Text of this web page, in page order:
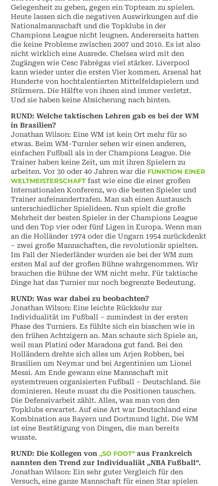
Gelegenheit zu geben, gegen ein Topteam zu spielen.
Heute lassen sich die negativen Auswirkungen auf die
Nationalmannschaft und die Topklubs in der
Champions League nicht leugnen. Andererseits hatten
die keine Probleme zwischen 2007 und 2010. Es ist also
nicht wirklich eine Ausrede. Chelsea wird mit den
Zugängen wie Cesc Fabrégas viel stärker. Liverpool
kann wieder unter die ersten Vier kommen. Arsenal hat
Hunderte von hochtalentierten Mittelfeldspielern und
Stürmern. Die Hälfte von ihnen sind immer verletzt.
Und sie haben keine Absicherung nach hinten.
RUND: Welche taktischen Lehren gab es bei der WM
in Brasilien?
Jonathan Wilson: Eine WM ist kein Ort mehr für so
etwas. Beim WM-Turnier sehen wir einen anderen,
einfachen Fußball als in der Champions League. Die
Trainer haben keine Zeit, um mit ihren Spielern zu
arbeiten. Vor 30 oder 40 Jahren war die FUNKTION EINER
WELTMEISTERSCHAFTfast wie eine die einer großen
Internationalen Konferenz, wo die besten Spieler und
Trainer aufeinandertrafen. Man sah einen Austausch
unterschiedlicher Spielideen. Nun spielt die große
Mehrheit der besten Spieler in der Champions League
und den Top vier oder fünf Ligen in Europa. Wenn man
an die Holländer 1974 oder die Ungarn 1954 zurückdenkt
– zwei große Mannschaften, die revolutionär spielten.
Im Fall der Niederländer wurden sie bei der WM zum
ersten Mal auf der großen Bühne wahrgenommen. Wir
brauchen die Bühne der WM nicht mehr. Für taktische
Dinge hat das Turnier nur noch begrenzte Bedeutung.
RUND: Was war dabei zu beobachten?
Jonathan Wilson: Eine leichte Rückkehr zur
Individualität im Fußball – zumindest in der ersten
Phase des Turniers. Es fühlte sich ein bisschen wie in
den frühen Achtzigern an. Man schaute sich Spiele an,
weil man Platini oder Maradona gut fand. Bei den
Holländern drehte sich alles um Arjen Robben, bei
Brasilien um Neymar und bei Argentinien um Lionel
Messi. Am Ende gewann eine Mannschaft mit
systemtreuen organisierten Fußball – Deutschland. Sie
dominieren. Heute musst du die Positionen tauschen.
Die Defensivarbeit zählt. Alles, was man von den
Topklubs erwartet. Auf eine Art war Deutschland eine
Kombination aus Bayern und Dortmund light. Die WM
ist eine Bestätigung von Dingen, die man bereits
wusste.
RUND: Die Kollegen von„SO FOOT“aus Frankreich
nannten den Trend zur Individualiät „NBA Fußball“.
Jonathan Wilson: Ein sehr guter Vergleich für den
Versuch, eine ganze Mannschaft für einen Star spielen